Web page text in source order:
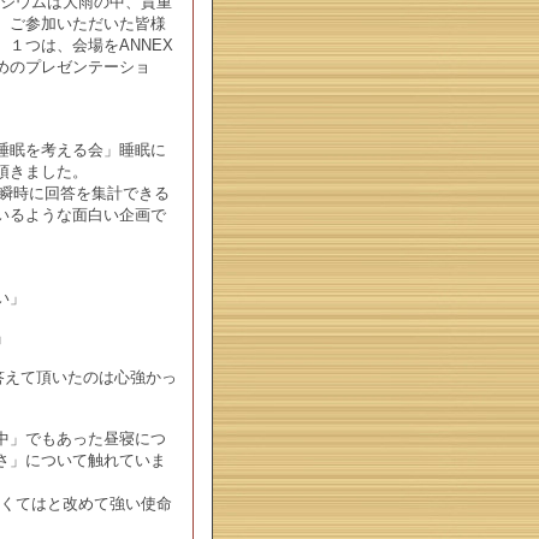
ご参加いただいた皆様
１つは、会場をANNEX
のプレゼンテーショ
眠を考える会」睡眠に
ました。
時に回答を集計できる
るような面白い企画で
て頂いたのは心強かっ
」でもあった昼寝につ
」について触れていま
てはと改めて強い使命